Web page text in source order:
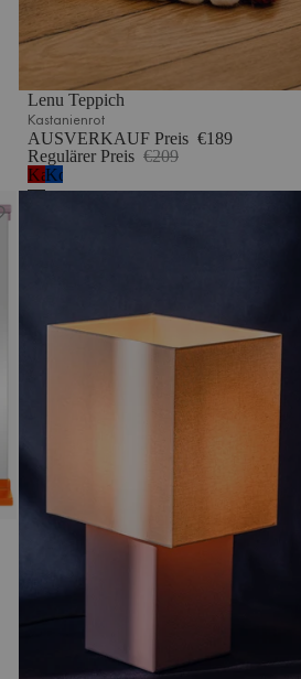
Lenu Teppich
Kastanienrot
AUSVERKAUF Preis €189
Regulärer Preis €209
Kastanienrot
Kobaltblau